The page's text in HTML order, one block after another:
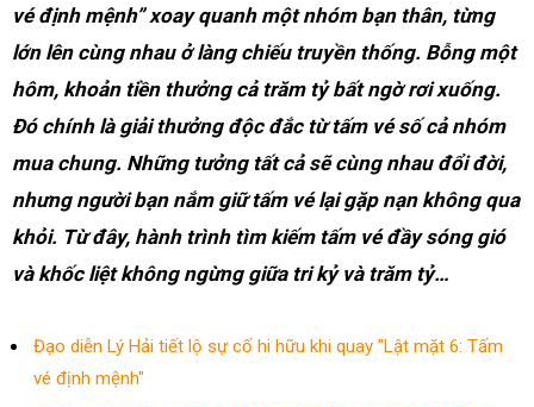
vé định mệnh” xoay quanh một nhóm bạn thân, từng
lớn lên cùng nhau ở làng chiếu truyền thống. Bỗng một
hôm, khoản tiền thưởng cả trăm tỷ bất ngờ rơi xuống.
Đó chính là giải thưởng độc đắc từ tấm vé số cả nhóm
mua chung. Những tưởng tất cả sẽ cùng nhau đổi đời,
nhưng người bạn nắm giữ tấm vé lại gặp nạn không qua
khỏi. Từ đây, hành trình tìm kiếm tấm vé đầy sóng gió
và khốc liệt không ngừng giữa tri kỷ và trăm tỷ…
Đạo diễn Lý Hải tiết lộ sự cố hi hữu khi quay "Lật mặt 6: Tấm
vé định mệnh"